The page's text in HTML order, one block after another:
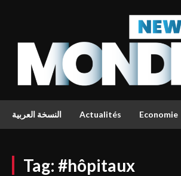
النسخة العربية Actualités Economie
Tag: #hôpitaux